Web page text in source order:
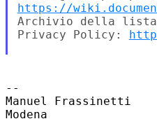
https://
Archivio della
Privacy Policy:
--
Manuel Frassinetti
Modena